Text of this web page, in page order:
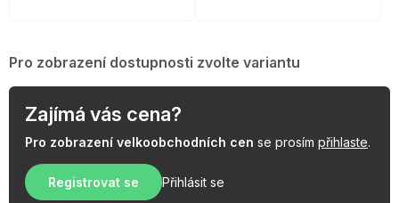
Pro zobrazení dostupnosti zvolte variantu
Zajímá vás cena?
Pro zobrazení velkoobchodních cen se prosím přihlaste.
Registrovat se Přihlásit se